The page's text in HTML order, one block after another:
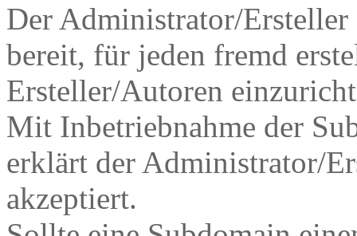
Der Administrator/
bereit, für jeden fremd
Ersteller/Autoren
Mit Inbetriebnahme der
erklärt der Administrator/
akzeptiert.